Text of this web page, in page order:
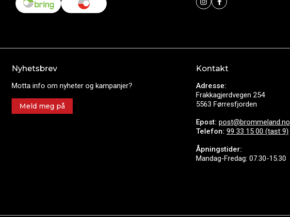
Nyhetsbrev
Motta info om nyheter og kampanjer?
Meld meg på
Kontakt
Adresse:
Frakkagjerdvegen 254
5563 Førresfjorden
Epost: post@brommeland.no
Telefon: 99 33 15 00 (tast 9)
Åpningstider:
Mandag-Fredag: 07.30-15.30